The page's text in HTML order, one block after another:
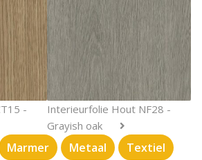
-
Interieurfolie Hout NF28 -
Grayish oak
Marmer Metaal Textiel